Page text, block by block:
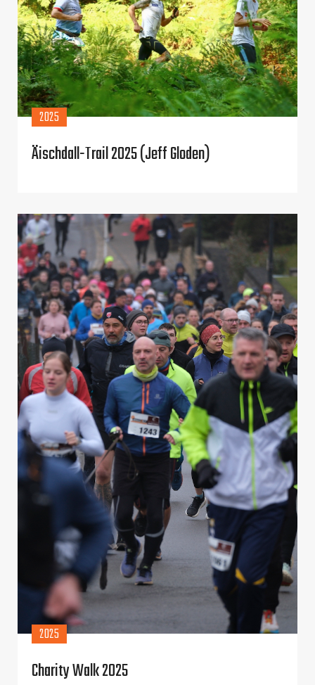
2025
Äischdall-Trail 2025 (Jeff Gloden)
2025
Charity Walk 2025